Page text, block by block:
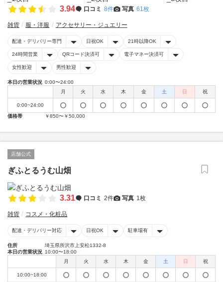
3.94 口コミ 8件 写真 61枚
雑貨 服・洋服 アクセサリー・ジュエリー
配達・デリバリー専門 日祝OK 21時以降OK
24時間営業 QRコード決済可 電子マネー決済可
女性歓迎 男性歓迎
本日の営業状況 0:00〜24:00
月
火 水 木 金 土 日 祝
0:00~24:00
価格帯
￥850〜￥50,000
店舗公式
ぎふとるうむ山畑
3.31 口コミ 2件 写真 1枚
雑貨 コスメ・化粧品
配達・デリバリー対応 日祝OK 駐車場有
住所
埼玉県所沢市上安松1332-8
本日の営業状況 10:00〜18:00
月
火 水 木 金 土 日 祝
10:00~18:00